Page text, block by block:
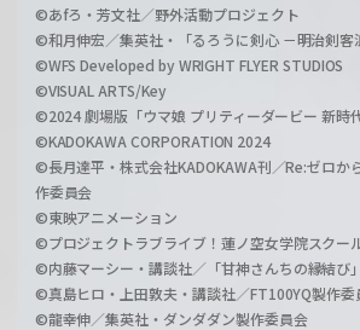
©あfろ・芳文社／野外活動プロジェクト
©和月伸宏／集英社・「るろうに剣心 －明治剣客
©WFS Developed by WRIGHT FLYER STUDIOS
©VISUAL ARTS/Key
©2024 劇場版「ウマ娘 プリティーダービー 新時
©KADOKAWA CORPORATION 2024
©長月達平・株式会社KADOKAWA刊／Re:ゼロか
作委員会
©東映アニメーション
©プロジェクトラブライブ！蓮ノ空女学院スクー
©内藤マーシー・講談社／「甘神さんちの縁結び
©真島ヒロ・上田敦夫・講談社／FT100YQ製作委
©龍幸伸／集英社・ダンダダン製作委員会